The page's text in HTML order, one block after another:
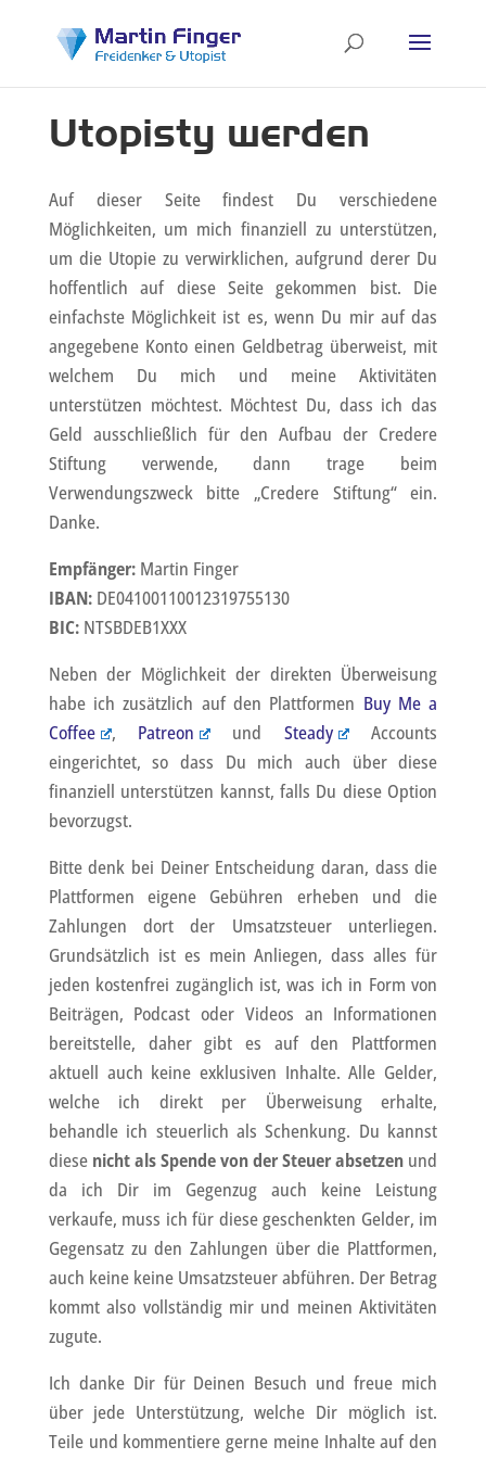
Utopisty werden
Auf dieser Seite findest Du verschiedene
Möglichkeiten, um mich finanziell zu unterstützen,
um die Utopie zu verwirklichen, aufgrund derer Du
hoffentlich auf diese Seite gekommen bist. Die
einfachste Möglichkeit ist es, wenn Du mir auf das
angegebene Konto einen Geldbetrag überweist, mit
welchem Du mich und meine Aktivitäten
unterstützen möchtest. Möchtest Du, dass ich das
Geld ausschließlich für den Aufbau der Credere
Stiftung verwende, dann trage beim
Verwendungszweck bitte „Credere Stiftung“ ein.
Danke.
Empfänger:Martin Finger
IBAN:DE04100110012319755130
BIC:NTSBDEB1XXX
Neben der Möglichkeit der direkten Überweisung
habe ich zusätzlich auf den Plattformen Buy Me a
Coffee
, Patreon und Steady
Accounts
eingerichtet, so dass Du mich auch über diese
finanziell unterstützen kannst, falls Du diese Option
bevorzugst.
Bitte denk bei Deiner Entscheidung daran, dass die
Plattformen eigene Gebühren erheben und die
Zahlungen dort der Umsatzsteuer unterliegen.
Grundsätzlich ist es mein Anliegen, dass alles für
jeden kostenfrei zugänglich ist, was ich in Form von
Beiträgen, Podcast oder Videos an Informationen
bereitstelle, daher gibt es auf den Plattformen
aktuell auch keine exklusiven Inhalte. Alle Gelder,
welche ich direkt per Überweisung erhalte,
behandle ich steuerlich als Schenkung. Du kannst
diese nicht als Spende von der Steuer absetzen und
da ich Dir im Gegenzug auch keine Leistung
verkaufe, muss ich für diese geschenkten Gelder, im
Gegensatz zu den Zahlungen über die Plattformen,
auch keine keine Umsatzsteuer abführen. Der Betrag
kommt also vollständig mir und meinen Aktivitäten
zugute.
Ich danke Dir für Deinen Besuch und freue mich
über jede Unterstützung, welche Dir möglich ist.
Teile und kommentiere gerne meine Inhalte auf den